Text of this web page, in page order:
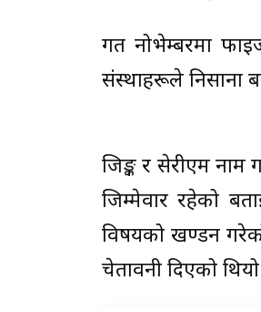
गत नोभेम्बरमा
संस्थाहरूले निसाना
जिङ्क र सेरीएम नाम
जिम्मेवार रहेको
विषयको खण्डन
चेतावनी दिएको थियो